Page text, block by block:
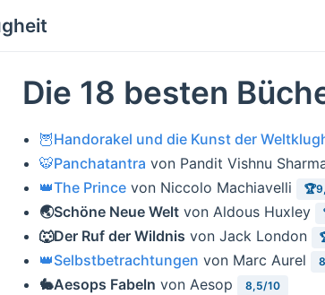
Die 18 besten
🦉Handorakel und die Kunst der
🐯Panchatantra von Pandit Vishnu
👑The Prince von Niccolo Machiavelli
🌏Schöne Neue Welt von Aldous Huxley
🐺Der Ruf der Wildnis von Jack London
👑Selbstbetrachtungen von Marc Aurel
🐇Aesops Fabeln von Aesop 8,5/10